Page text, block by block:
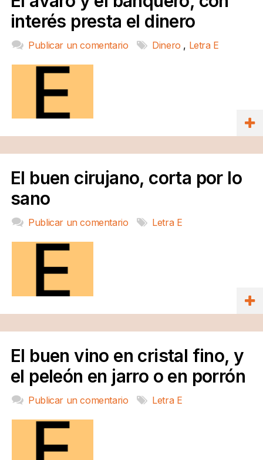
interés presta el dinero
Publicar un comentario Dinero , Letra E
El buen cirujano, corta por lo
sano
Publicar un comentario Letra E
El buen vino en cristal fino, y
el peleón en jarro o en porrón
Publicar un comentario Letra E